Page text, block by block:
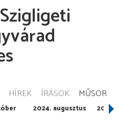
HÍREK ÍRÁSOK MŰSOR
2024. augusztus 2024.